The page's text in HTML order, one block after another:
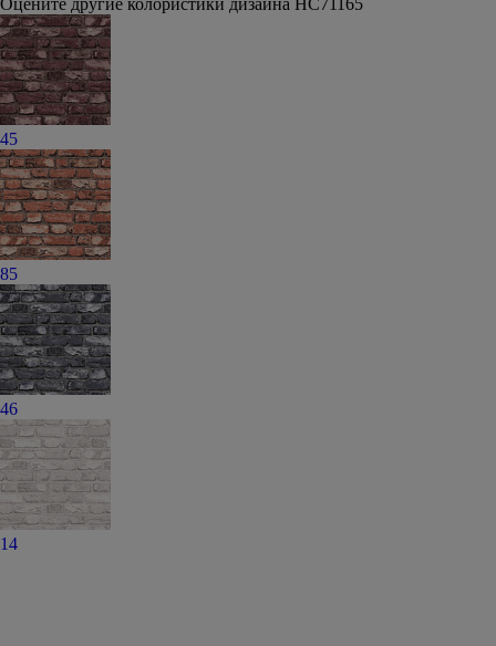
Оцените другие колористики дизайна HC71165
45
85
46
14